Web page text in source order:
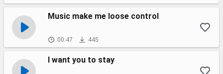
Music make me loose control
00:47 445
I want you to stay